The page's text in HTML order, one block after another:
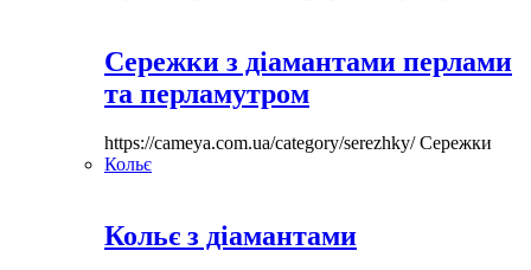
Сережки з діамантами перлами
та перламутром
https://cameya.com.ua/category/serezhky/Сережки
Кольє
Кольє з діамантами